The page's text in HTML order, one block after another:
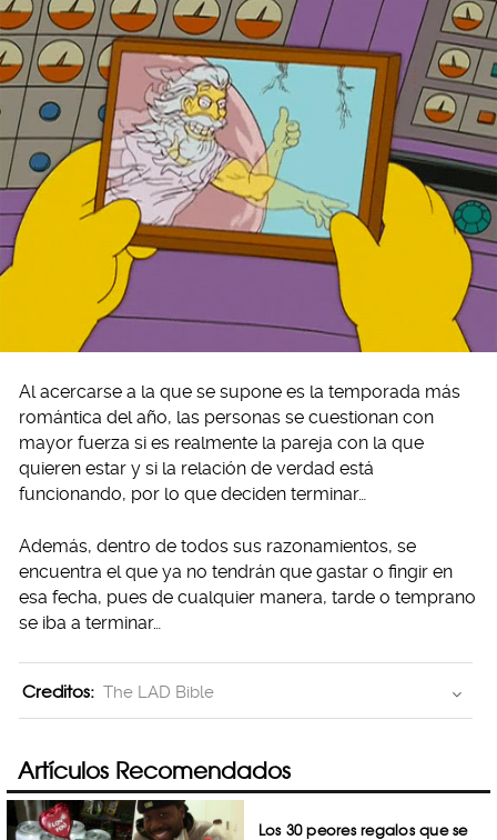
Al acercarse a la que se supone es la temporada más
romántica del año, las personas se cuestionan con
mayor fuerza si es realmente la pareja con la que
quieren estar y si la relación de verdad está
funcionando, por lo que deciden terminar…
Además, dentro de todos sus razonamientos, se
encuentra el que ya no tendrán que gastar o fingir en
esa fecha, pues de cualquier manera, tarde o temprano
se iba a terminar…
Creditos: The LAD Bible
Artículos Recomendados
Los 30 peores regalos que se